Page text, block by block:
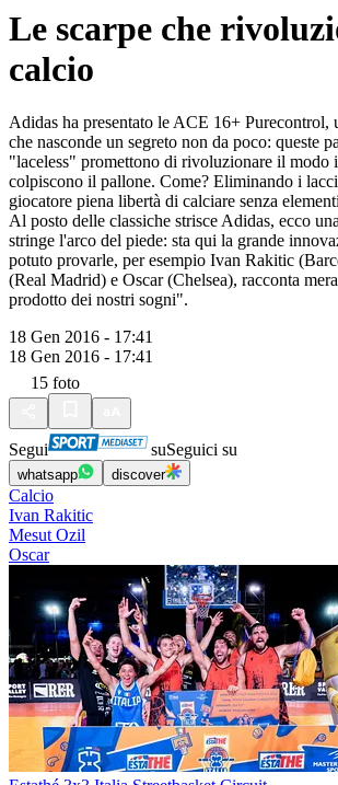
Le scarpe che
calcio
Adidas ha presentato le ACE 16+ Purecontrol,
che nasconde un segreto non da poco: queste
"laceless" promettono di rivoluzionare il modo
colpiscono il pallone. Come? Eliminando i
giocatore piena libertà di calciare senza
Al posto delle classiche strisce Adidas, ecco
stringe l'arco del piede: sta qui la grande
potuto provarle, per esempio Ivan Rakitic
(Real Madrid) e Oscar (Chelsea), racconta
prodotto dei nostri sogni".
18 Gen 2016 - 17:41
18 Gen 2016 - 17:41
15 foto
Segui suSeguici su
whatsapp discover
Calcio
Ivan Rakitic
Mesut Ozil
Oscar